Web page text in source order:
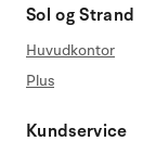
Sol og Strand
Huvudkontor
Plus
Kundservice